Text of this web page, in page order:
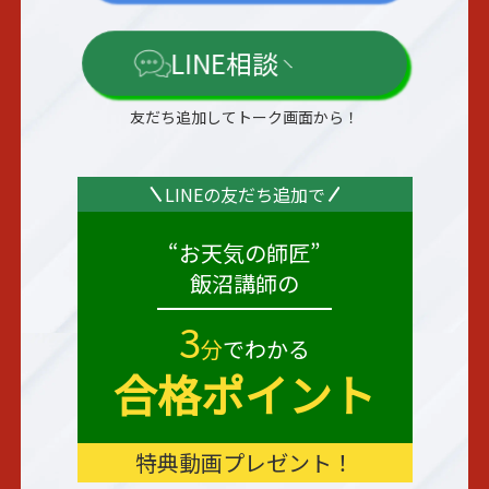
LINE相談
友だち追加してトーク画面から！
LINEの友だち追加で
“お天気の師匠”
飯沼講師の
3分でわかる
合格ポイント
特典動画プレゼント ！